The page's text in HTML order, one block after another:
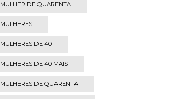
MULHER DE QUARENTA
MULHERES
MULHERES DE 40
MULHERES DE 40 MAIS
MULHERES DE QUARENTA